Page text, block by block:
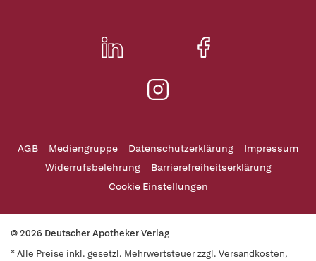
AGB Mediengruppe Datenschutzerklärung
Impressum
Widerrufsbelehrung
Barrierefreiheitserklärung
Cookie Einstellungen
© 2026 Deutscher Apotheker Verlag
* Alle Preise inkl. gesetzl. Mehrwertsteuer zzgl. Versandkosten,